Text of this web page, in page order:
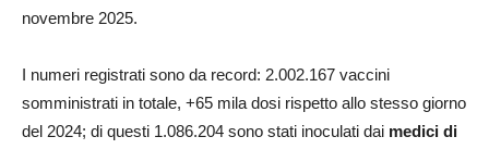
novembre 2025.
I numeri registrati sono da record: 2.002.167 vaccini
somministrati in totale, +65 mila dosi rispetto allo stesso giorno
del 2024; di questi 1.086.204 sono stati inoculati dai medici di